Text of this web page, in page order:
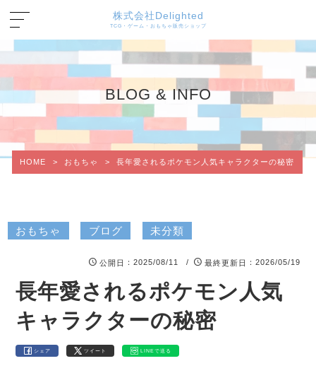
株式会社Delighted
TCG・ゲーム・おもちゃ販売ショップ
BLOG & INFO
HOME > おもちゃ > 長年愛されるポケモン人気キャラクターの秘密
おもちゃ ブログ 未分類
公開日 ：2025/08/11 / 最終更新日 ：2026/05/19
長年愛されるポケモン人気
キャラクターの秘密
シェア ツイート LINEで送る